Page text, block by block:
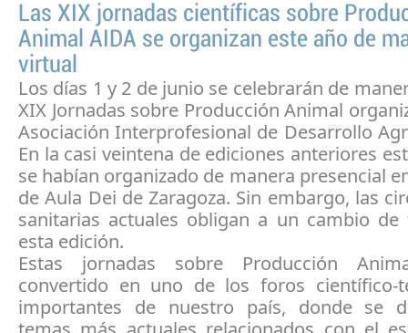
Las XIX jornadas científicas sobre
Animal AIDA se organizan este año de
virtual
Los días 1 y 2 de junio se celebrarán de
XIX Jornadas sobre Producción Animal
Asociación Interprofesional de Desarrollo
En la casi veintena de ediciones anteriores
se habían organizado de manera presencial
de Aula Dei de Zaragoza. Sin embargo, las
sanitarias actuales obligan a un cambio
esta edición.
Estas jornadas sobre Producción
convertido en uno de los foros científico-
importantes de nuestro país, donde se